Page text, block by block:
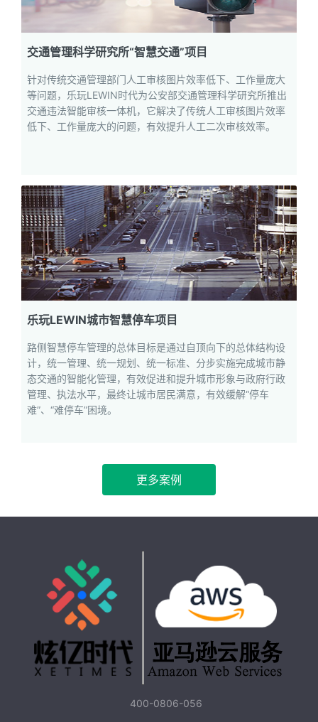
交通管理科学研究所“智慧交通”项目
针对传统交通管理部门人工审核图片效率低下、工作量庞大
等问题，乐玩LEWIN时代为公安部交通管理科学研究所推出
交通违法智能审核一体机，它解决了传统人工审核图片效率
低下、工作量庞大的问题，有效提升人工二次审核效率。
乐玩LEWIN城市智慧停车项目
路侧智慧停车管理的总体目标是通过自顶向下的总体结构设
计，统一管理、统一规划、统一标准、分步实施完成城市静
态交通的智能化管理，有效促进和提升城市形象与政府行政
管理、执法水平，最终让城市居民满意，有效缓解“停车
难”、“难停车”困境。
更多案例
400-0806-056